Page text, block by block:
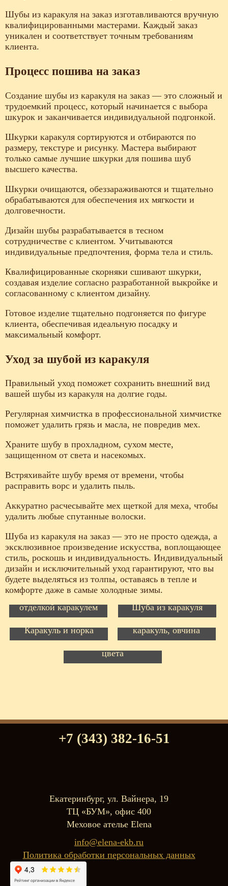
Шубы из каракуля на заказ изготавливаются вручную
квалифицированными мастерами. Каждый заказ
уникален и соответствует точным требованиям
клиента.
Процесс пошива на заказ
Создание шубы из каракуля на заказ — это сложный и
трудоемкий процесс, который начинается с выбора
шкурок и заканчивается индивидуальной подгонкой.
Шкурки каракуля сортируются и отбираются по
размеру, текстуре и рисунку. Мастера выбирают
только самые лучшие шкурки для пошива шуб
высшего качества.
Шкурки очищаются, обеззараживаются и тщательно
обрабатываются для обеспечения их мягкости и
долговечности.
Дизайн шубы разрабатывается в тесном
сотрудничестве с клиентом. Учитываются
индивидуальные предпочтения, форма тела и стиль.
Квалифицированные скорняки сшивают шкурки,
создавая изделие согласно разработанной выкройке и
согласованному с клиентом дизайну.
Готовое изделие тщательно подгоняется по фигуре
клиента, обеспечивая идеальную посадку и
максимальный комфорт.
Уход за шубой из каракуля
Правильный уход поможет сохранить внешний вид
вашей шубы из каракуля на долгие годы.
Регулярная химчистка в профессиональной химчистке
поможет удалить грязь и масла, не повредив мех.
Храните шубу в прохладном, сухом месте,
защищенном от света и насекомых.
Встряхивайте шубу время от времени, чтобы
расправить ворс и удалить пыль.
Аккуратно расчесывайте мех щеткой для меха, чтобы
удалить любые спутанные волоски.
Шуба из каракуля на заказ — это не просто одежда, а
эксклюзивное произведение искусства, воплощающее
стиль, роскошь и индивидуальность. Индивидуальный
дизайн и исключительный уход гарантируют, что вы
будете выделяться из толпы, оставаясь в тепле и
комфорте даже в самые холодные зимы.
Пальто зимнее с
отделкой каракулем
Шуба из каракуля
Перешив шубы.
Каракуль и норка
Перешив шубы:
каракуль, овчина
Каракульча песочного
цвета
+7 (343) 382-16-51
Екатеринбург, ул. Вайнера, 19
ТЦ «БУМ», офис 400
Меховое ателье Elena
info@elena-ekb.ru
Политика обработки персональных данных